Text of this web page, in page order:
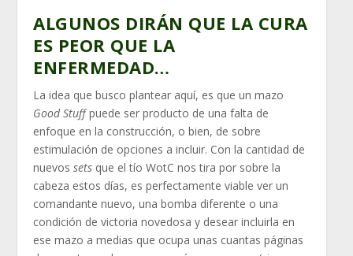
ALGUNOS DIRÁN QUE LA CURA
ES PEOR QUE LA
ENFERMEDAD…
La idea que busco plantear aquí, es que un mazo
Good Stuffpuede ser producto de una falta de
enfoque en la construcción, o bien, de sobre
estimulación de opciones a incluir. Con la cantidad de
nuevossets que el tío WotC nos tira por sobre la
cabeza estos días, es perfectamente viable ver un
comandante nuevo, una bomba diferente o una
condición de victoria novedosa y desear incluirla en
ese mazo a medias que ocupa unas cuantas páginas